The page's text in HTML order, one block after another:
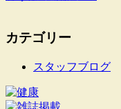
カテゴリー
スタッフブログ